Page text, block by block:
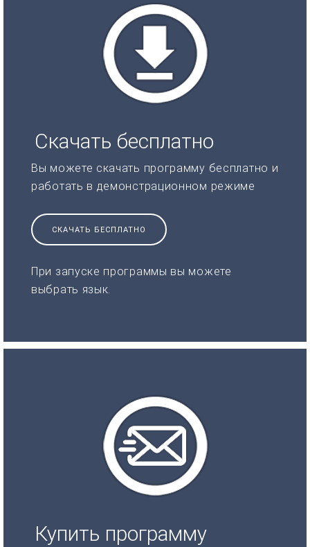
Скачать бесплатно
Вы можете скачать программу бесплатно и
работать в демонстрационном режиме
СКАЧАТЬ БЕСПЛАТНО
При запуске программы вы можете
выбрать язык.
Купить программу